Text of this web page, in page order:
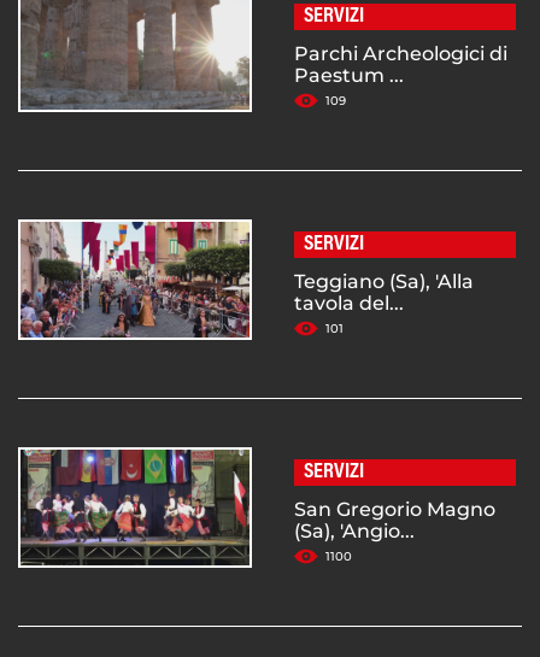
SERVIZI
Parchi Archeologici di
Paestum ...
109
SERVIZI
Teggiano (Sa), 'Alla
tavola del...
101
SERVIZI
San Gregorio Magno
(Sa), 'Angio...
1100